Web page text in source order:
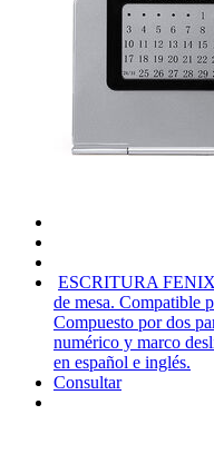
ESCRITURA
de mesa. Compatible
Compuesto por dos
numérico y marco
en español e inglés.
Consultar